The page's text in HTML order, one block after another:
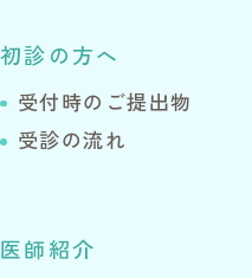
初診の方へ
受付時のご提出物
受診の流れ
医師紹介